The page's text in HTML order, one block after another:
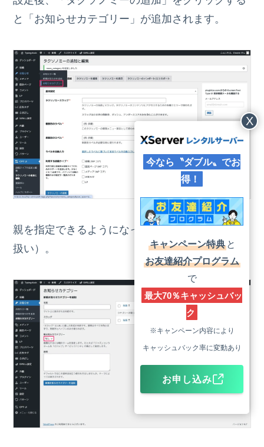
と「お知らせカテゴリー」が追加されます。
親を指定できるようになっています（カテゴリー
扱い）。
今なら〝ダブル〟でお
得！
キャンペーン特典と
お友達紹介プログラム
で
最大70％キャッシュバッ
ク
※キャンペーン内容により
キャッシュバック率に変動あり
お申し込み
X